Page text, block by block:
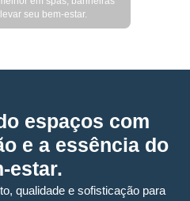
seu bem-estar.
espaços com
e a essência do
estar.
qualidade e sofisticação para